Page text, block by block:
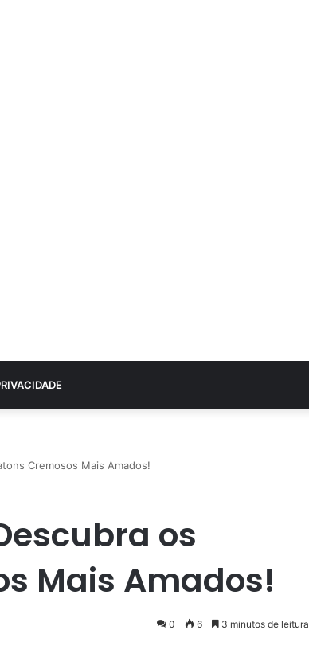
Cremosos Mais Amados!
os
Mais Amados!
0 6 3 minutos de leitura